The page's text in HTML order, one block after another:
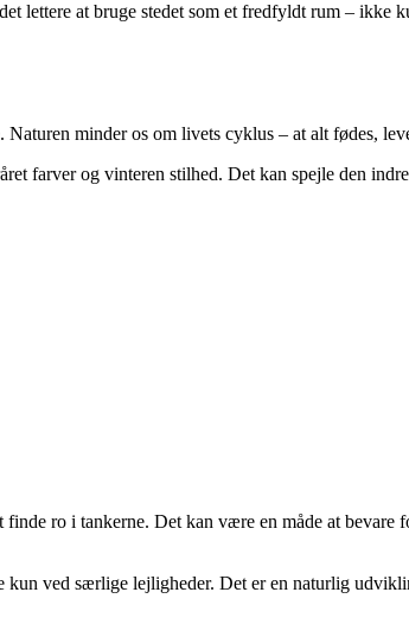
lettere at bruge stedet som et fredfyldt rum – ikke
minder os om livets cyklus – at alt fødes,
farver og vinteren stilhed. Det kan spejle den
ro i tankerne. Det kan være en måde at bevare
ved særlige lejligheder. Det er en naturlig